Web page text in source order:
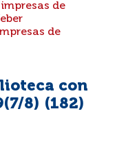
de
de
con
8) (182)